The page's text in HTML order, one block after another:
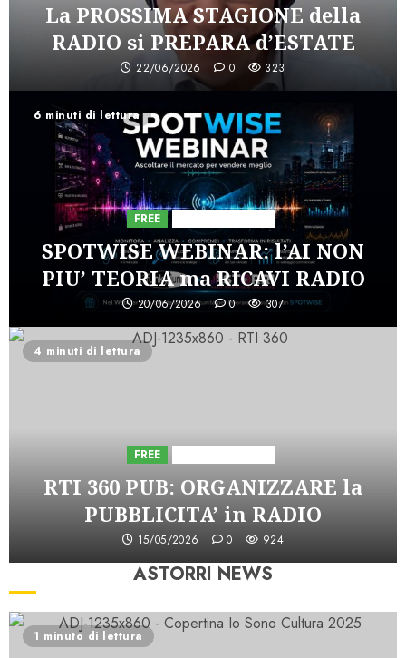
La PROSSIMA STAGIONE della
RADIO si PREPARA d’ESTATE
22/06/2026 0 323
6 minuti di lettura
FREE
SPOTWISE WEBINAR: l’AI NON
PIU’ TEORIA ma RICAVI RADIO
20/06/2026 0 307
4 minuti di lettura
FREE
RTI 360 PUB: ORGANIZZARE la
PUBBLICITA’ in RADIO
15/05/2026 0 924
ASTORRI NEWS
1 minuto di lettura